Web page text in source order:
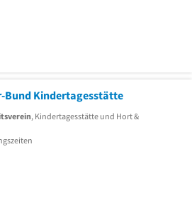
Bund Kindertagesstätte
, Kindertagesstätte und Hort &